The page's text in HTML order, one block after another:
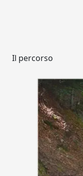
Il percorso